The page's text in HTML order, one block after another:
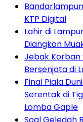
KTP Digital
Lahir di
Diangkon
Jebak Korban
Bersenjata di
Final Piala
Serentak di
Lomba Gaple